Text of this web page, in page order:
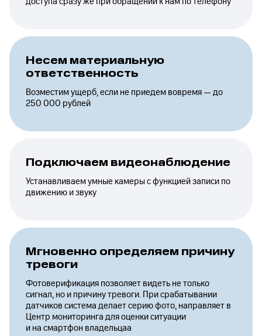
Несем материальную
ответственность
Возместим ущерб, если не приедем вовремя — до
250 000 рублей
Подключаем видеонаблюдение
Устанавливаем умные камеры с функцией записи по
движению и звуку
Мгновенно определяем причину
тревоги
Фотоверификация позволяет видеть не только
сигнал, но и причину тревоги. При срабатывании
датчиков система делает серию фото, направляет в
Центр мониторинга для оценки ситуации
и на смартфон владельцаа